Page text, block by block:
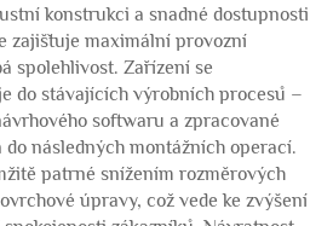
konstrukci a snadné dostupnosti
zajišťuje maximální provozní
spolehlivost. Zařízení se
do stávajících výrobních procesů –
softwaru a zpracované
následných montážních operací.
patrné snížením rozměrových
úpravy, což vede ke zvýšení